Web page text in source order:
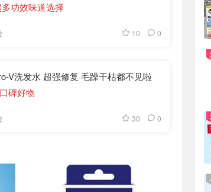
功效味道选择
10 0
V洗发水 超强修复 毛躁干枯都不见啦
碑好物
30 0